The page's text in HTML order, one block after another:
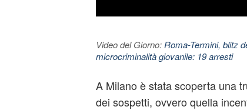
Video del Giorno: Roma-Termini, blitz
microcriminalità giovanile: 19 arresti
A Milano è stata scoperta una
dei sospetti, ovvero quella